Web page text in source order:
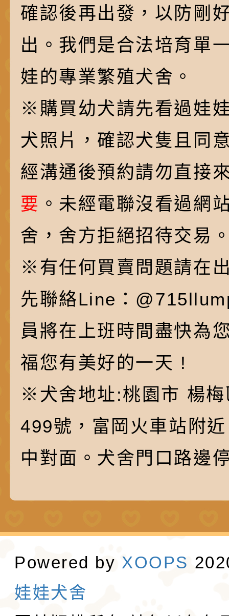
確認後再出發，以防剛
出。我們是合法培育單
娃的專業繁殖犬舍。
※購買幼犬請先看過娃
犬照片，確認犬隻且同
經溝通後預約請勿直接
要 。未經電聯沒看過網
舍，舍方拒絕招待交易
※有任何買賣問題請在
先聯絡Line：
員將在上班時間盡快為
福您有美好的一天 !
※犬舍地址:桃園市 楊
499號，富岡火車站附
中對面。犬舍門口路邊
Powered by XOOPS
娃娃犬舍